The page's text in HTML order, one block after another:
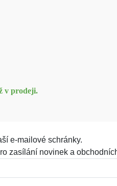
v prodeji.
e-mailové schránky.
zasílání novinek a